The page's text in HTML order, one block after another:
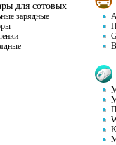
для сотовых
зарядные